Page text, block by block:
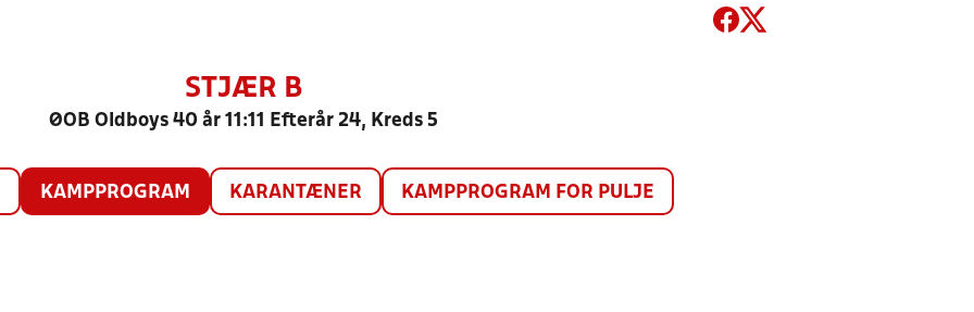
STJÆR B
ØOB Oldboys 40 år 11:11 Efterår 24, Kreds 5
KAMPPROGRAM KARANTÆNER KAMPPROGRAM FOR PULJE